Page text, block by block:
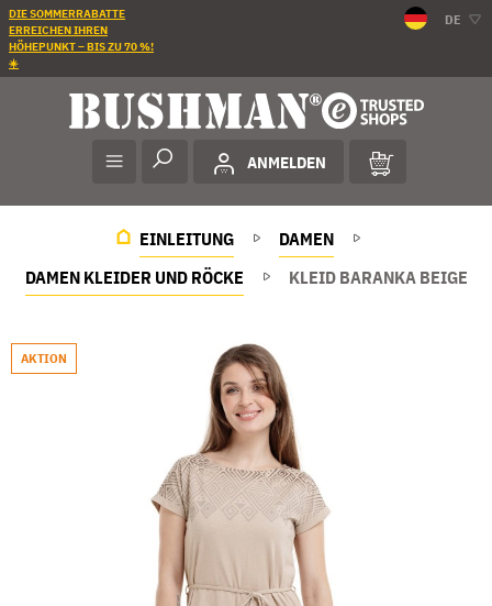
DIE SOMMERRABATTE
ERREICHEN IHREN
HÖHEPUNKT – BIS ZU 70 %!
☀️
DE
ANMELDEN
EINLEITUNG
DAMEN
DAMEN KLEIDER UND RÖCKE
KLEID BARANKA BEIGE
AKTION